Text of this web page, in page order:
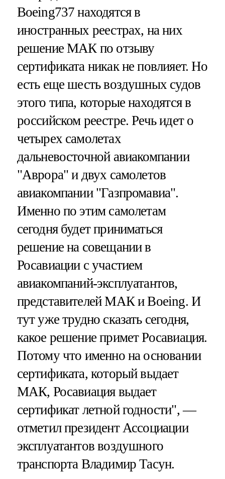
Boeing737 находятся в
иностранных реестрах, на них
решение МАК по отзыву
сертификата никак не повлияет. Но
есть еще шесть воздушных судов
этого типа, которые находятся в
российском реестре. Речь идет о
четырех самолетах
дальневосточной авиакомпании
"Аврора" и двух самолетов
авиакомпании "Газпромавиа".
Именно по этим самолетам
сегодня будет приниматься
решение на совещании в
Росавиации с участием
авиакомпаний-эксплуатантов,
представителей МАК и Boeing. И
тут уже трудно сказать сегодня,
какое решение примет Росавиация.
Потому что именно на основании
сертификата, который выдает
МАК, Росавиация выдает
сертификат летной годности", —
отметил президент Ассоциации
эксплуатантов воздушного
транспорта Владимир Тасун.